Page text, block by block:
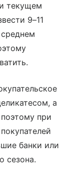
текущем
9–11
а
при
банки или
сезона.